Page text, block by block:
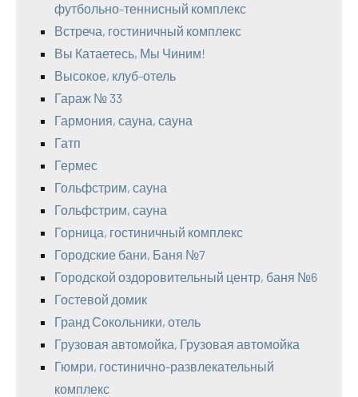
футбольно-теннисный комплекс
Встреча, гостиничный комплекс
Вы Катаетесь, Мы Чиним!
Высокое, клуб-отель
Гараж № 33
Гармония, сауна, сауна
Гатп
Гермес
Гольфстрим, сауна
Гольфстрим, сауна
Горница, гостиничный комплекс
Городские бани, Баня №7
Городской оздоровительный центр, баня №6
Гостевой домик
Гранд Сокольники, отель
Грузовая автомойка, Грузовая автомойка
Гюмри, гостинично-развлекательный
комплекс